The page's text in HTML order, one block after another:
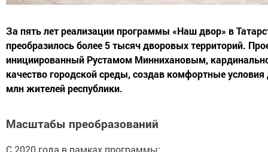
За пять лет реализации программы «Наш двор» в
преобразилось более 5 тысяч дворовых территорий.
инициированный Рустамом Миннихановым,
качество городской среды, создав комфортные условия
млн жителей республики.
Масштабы преобразований
С 2020 года в рамках программы: